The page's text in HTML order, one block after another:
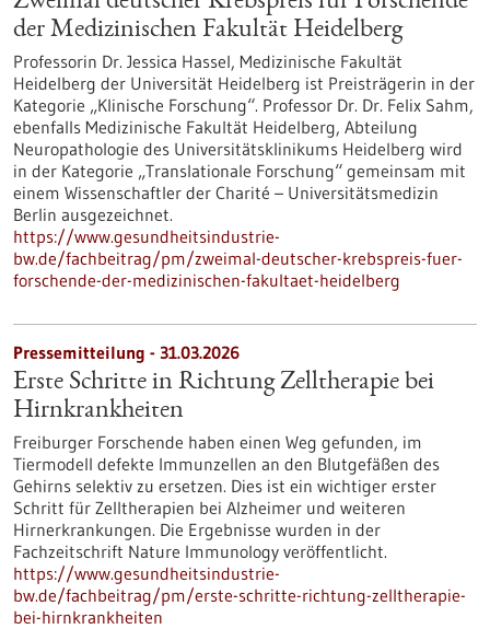
der Medizinischen Fakultät Heidelberg
Professorin Dr. Jessica Hassel, Medizinische Fakultät
Heidelberg der Universität Heidelberg ist Preisträgerin in der
Kategorie „Klinische Forschung“. Professor Dr. Dr. Felix Sahm,
ebenfalls Medizinische Fakultät Heidelberg, Abteilung
Neuropathologie des Universitätsklinikums Heidelberg wird
in der Kategorie „Translationale Forschung“ gemeinsam mit
einem Wissenschaftler der Charité – Universitätsmedizin
Berlin ausgezeichnet.
https://www.gesundheitsindustrie-
bw.de/fachbeitrag/pm/zweimal-deutscher-krebspreis-fuer-
forschende-der-medizinischen-fakultaet-heidelberg
Pressemitteilung - 31.03.2026
Erste Schritte in Richtung Zelltherapie bei
Hirnkrankheiten
Freiburger Forschende haben einen Weg gefunden, im
Tiermodell defekte Immunzellen an den Blutgefäßen des
Gehirns selektiv zu ersetzen. Dies ist ein wichtiger erster
Schritt für Zelltherapien bei Alzheimer und weiteren
Hirnerkrankungen. Die Ergebnisse wurden in der
Fachzeitschrift Nature Immunology veröffentlicht.
https://www.gesundheitsindustrie-
bw.de/fachbeitrag/pm/erste-schritte-richtung-zelltherapie-
bei-hirnkrankheiten